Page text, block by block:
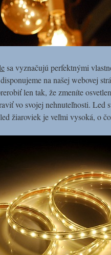
sa vyznačujú perfektnými
na našej webovej
len tak, že zmeníte
vo svojej nehnuteľnosti. Led
žiaroviek je veľmi vysoká, o